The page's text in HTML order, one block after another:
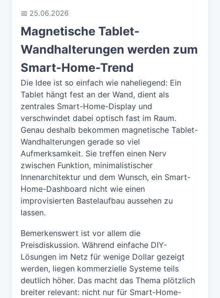
📅 25.06.2026
Magnetische Tablet-
Wandhalterungen werden zum
Smart-Home-Trend
Die Idee ist so einfach wie naheliegend: Ein
Tablet hängt fest an der Wand, dient als
zentrales Smart-Home-Display und
verschwindet dabei optisch fast im Raum.
Genau deshalb bekommen magnetische Tablet-
Wandhalterungen gerade so viel
Aufmerksamkeit. Sie treffen einen Nerv
zwischen Funktion, minimalistischer
Innenarchitektur und dem Wunsch, ein Smart-
Home-Dashboard nicht wie einen
improvisierten Bastelaufbau aussehen zu
lassen.
Bemerkenswert ist vor allem die
Preisdiskussion. Während einfache DIY-
Lösungen im Netz für wenige Dollar gezeigt
werden, liegen kommerzielle Systeme teils
deutlich höher. Das macht das Thema plötzlich
breiter relevant: nicht nur für Smart-Home-